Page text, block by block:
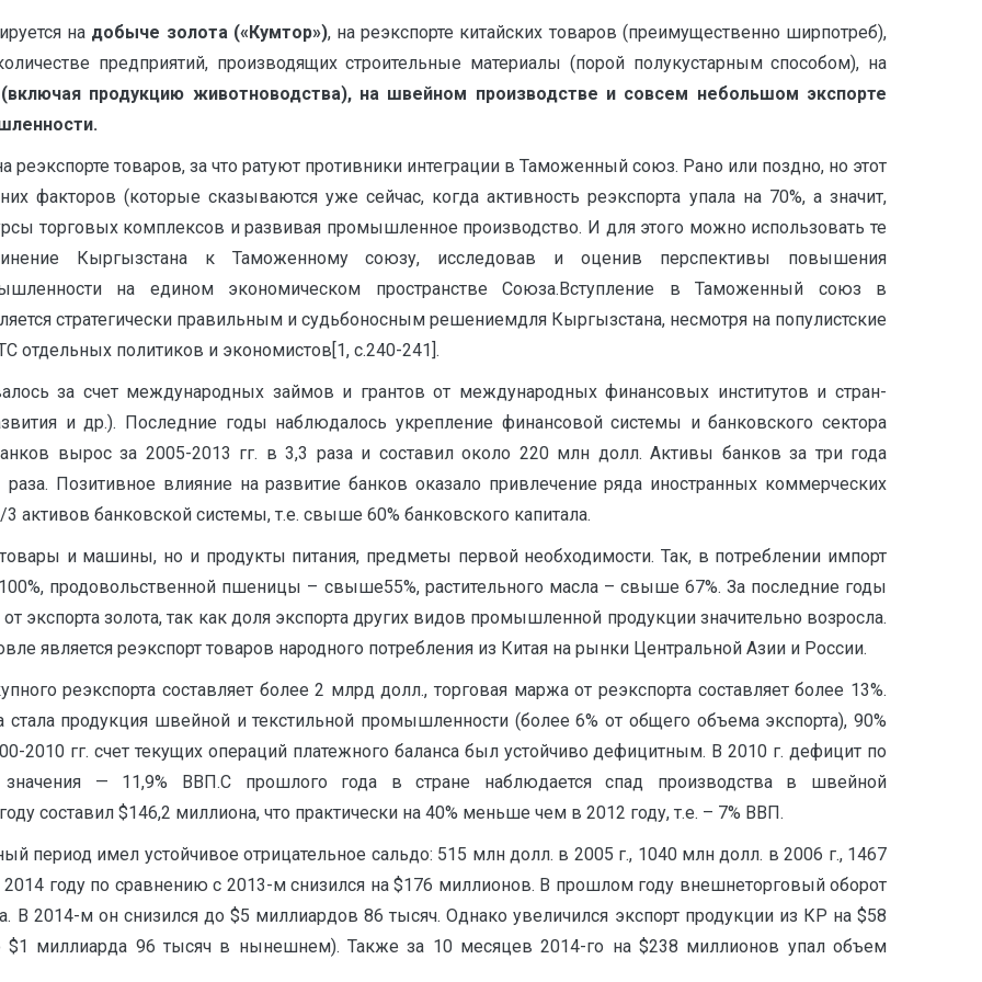
на добыче золота («Кумтор»), на реэкспорте китайских товаров (преимущественно ширпотреб),
предприятий, производящих строительные материалы (порой полукустарным способом), на
(включая продукцию животноводства), на швейном производстве и совсем небольшом экспорте
товаров, за что ратуют противники интеграции в Таможенный союз. Рано или поздно, но этот
факторов (которые сказываются уже сейчас, когда активность реэкспорта упала на 70%, а значит,
торговых комплексов и развивая промышленное производство. И для этого можно использовать те
Кыргызстана к Таможенному союзу, исследовав и оценив перспективы повышения
на едином экономическом пространстве Союза.Вступление в Таможенный союз в
стратегически правильным и судьбоносным решениемдля Кыргызстана, несмотря на популистские
отдельных политиков и экономистов[1, с.240-241].
за счет международных займов и грантов от международных финансовых институтов и стран-
и др.). Последние годы наблюдалось укрепление финансовой системы и банковского сектора
вырос за 2005-2013 гг. в 3,3 раза и составил около 220 млн долл. Активы банков за три года
Позитивное влияние на развитие банков оказало привлечение ряда иностранных коммерческих
активов банковской системы, т.е. свыше 60% банковского капитала.
и машины, но и продукты питания, предметы первой необходимости. Так, в потреблении импорт
100%, продовольственной пшеницы – свыше55%, растительного масла – свыше 67%. За последние годы
экспорта золота, так как доля экспорта других видов промышленной продукции значительно возросла.
является реэкспорт товаров народного потребления из Китая на рынки Центральной Азии и России.
реэкспорта составляет более 2 млрд долл., торговая маржа от реэкспорта составляет более 13%.
стала продукция швейной и текстильной промышленности (более 6% от общего объема экспорта), 90%
2010 гг. счет текущих операций платежного баланса был устойчиво дефицитным. В 2010 г. дефицит по
значения — 11,9% ВВП.С прошлого года в стране наблюдается спад производства в швейной
составил $146,2 миллиона, что практически на 40% меньше чем в 2012 году, т.е. – 7% ВВП.
период имел устойчивое отрицательное сальдо: 515 млн долл. в 2005 г., 1040 млн долл. в 2006 г., 1467
году по сравнению с 2013-м снизился на $176 миллионов. В прошлом году внешнеторговый оборот
В 2014-м он снизился до $5 миллиардов 86 тысяч. Однако увеличился экспорт продукции из КР на $58
миллиарда 96 тысяч в нынешнем). Также за 10 месяцев 2014-го на $238 миллионов упал объем